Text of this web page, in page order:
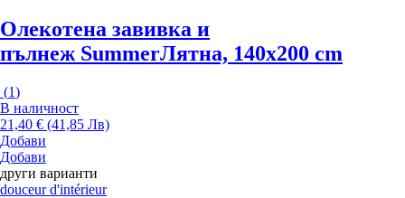
Олекотена завивка и
пълнеж SummerЛятна, 140x200 cm
(1)
В наличност
21,40 € (41,85 Лв)
Добави
Добави
други варианти
douceur d'intérieur